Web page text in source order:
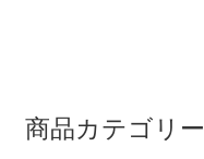
商品カテゴリー